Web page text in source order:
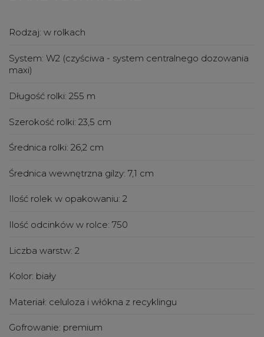
Rodzaj: w rolkach
System: W2 (czyściwa - system centralnego dozowania
maxi)
Długość rolki: 255 m
Szerokość rolki: 23,5 cm
Średnica rolki: 26,2 cm
Średnica wewnętrzna gilzy: 7,1 cm
Ilość rolek w opakowaniu: 2
Ilość odcinków w rolce: 750
Liczba warstw: 2
Kolor: biały
Materiał: celuloza i włókna z recyklingu
Gofrowanie: premium